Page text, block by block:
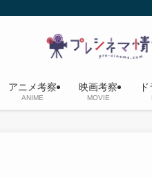
アニメ考察
ANIME
映画考察
MOVIE